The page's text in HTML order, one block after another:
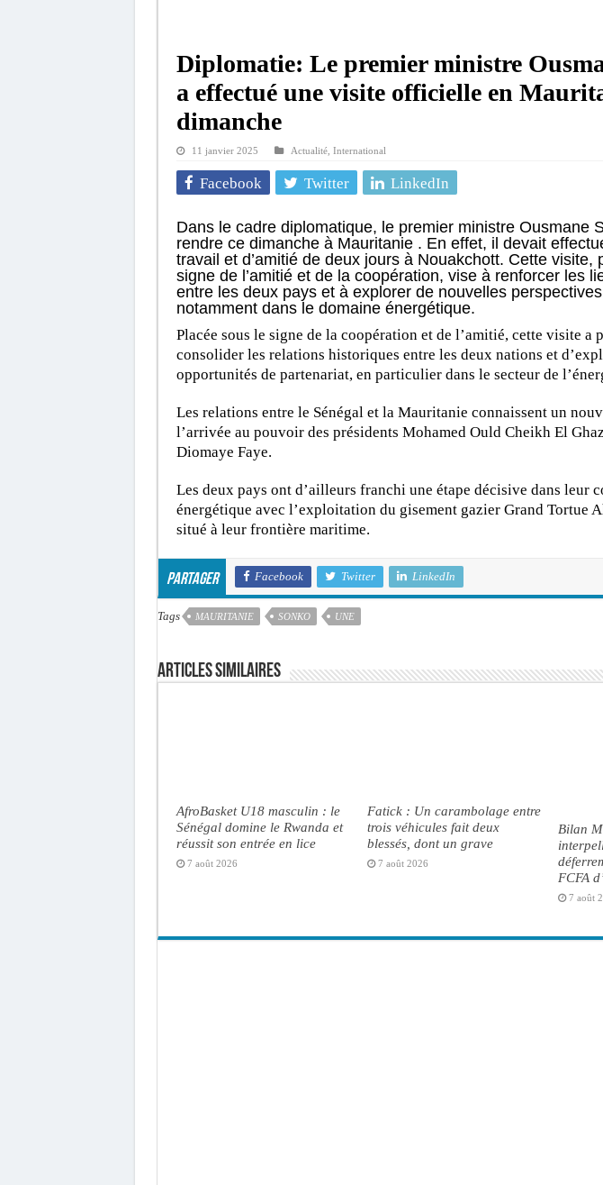
Diplomatie: Le premier ministre
a effectué une visite officielle en
dimanche
11 janvier 2025 Actualité, International
Facebook Twitter LinkedIn
Dans le cadre diplomatique, le premier ministre Ousmane
rendre ce dimanche à Mauritanie . En effet, il devait
travail et d’amitié de deux jours à Nouakchott. Cette visite,
signe de l’amitié et de la coopération, vise à renforcer les
entre les deux pays et à explorer de nouvelles
notamment dans le domaine énergétique.
Placée sous le signe de la coopération et de l’amitié, cette visite a
consolider les relations historiques entre les deux nations et
opportunités de partenariat, en particulier dans le secteur de
Les relations entre le Sénégal et la Mauritanie connaissent un
l’arrivée au pouvoir des présidents Mohamed Ould Cheikh El
Diomaye Faye.
Les deux pays ont d’ailleurs franchi une étape décisive dans leur
énergétique avec l’exploitation du gisement gazier Grand Tortue
situé à leur frontière maritime.
Partager Facebook Twitter LinkedIn
Tags MAURITANIE SONKO UNE
Articles similaires
AfroBasket U18 masculin : le
Sénégal domine le Rwanda et
réussit son entrée en lice
7 août 2026
Fatick : Un carambolage entre
trois véhicules fait deux
blessés, dont un grave
7 août 2026
Bilan
FCFA
7 août